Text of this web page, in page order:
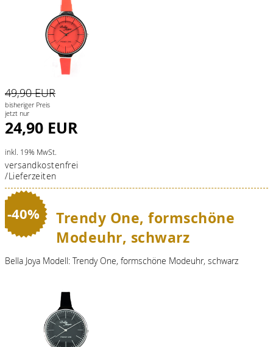
49,90 EUR
bisheriger Preis
jetzt nur
24,90 EUR
inkl. 19% MwSt.
versandkostenfrei
/Lieferzeiten
-40%
Trendy One, formschöne
Modeuhr, schwarz
Bella Joya Modell: Trendy One, formschöne Modeuhr, schwarz